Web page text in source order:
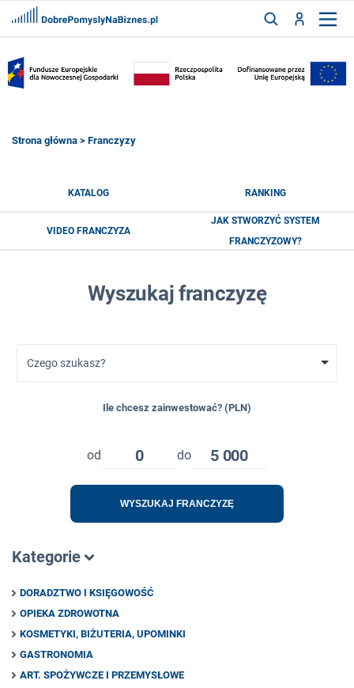
FRANCZYZY
Strona główna > Franczyzy
KATALOG RANKING
VIDEO FRANCZYZA
JAK STWORZYĆ SYSTEM
FRANCZYZOWY?
Wyszukaj franczyzę
Czego szukasz?
Ile chcesz zainwestować? (PLN)
od 0 do 5 000
WYSZUKAJ FRANCZYZĘ
Kategorie
DORADZTWO I KSIĘGOWOŚĆ
OPIEKA ZDROWOTNA
KOSMETYKI, BIŻUTERIA, UPOMINKI
GASTRONOMIA
ART. SPOŻYWCZE I PRZEMYSŁOWE